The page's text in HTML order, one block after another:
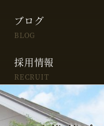
ブログ
BLOG
採用情報
RECRUIT